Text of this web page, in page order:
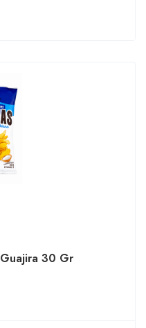
Guajira 30 Gr